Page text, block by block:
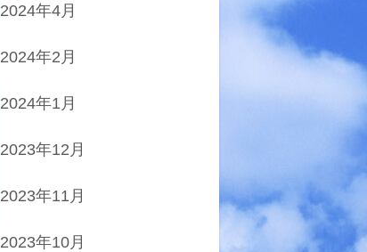
2024年4月
2024年2月
2024年1月
2023年12月
2023年11月
2023年10月